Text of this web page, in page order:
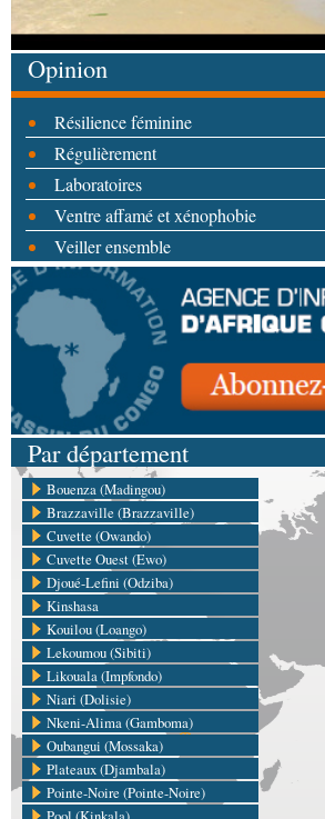
Opinion
Résilience féminine
Régulièrement
Laboratoires
Ventre affamé et xénophobie
Veiller ensemble
Par département
Bouenza (Madingou)
Brazzaville (Brazzaville)
Cuvette (Owando)
Cuvette Ouest (Ewo)
Djoué-Lefini (Odziba)
Kinshasa
Kouilou (Loango)
Lekoumou (Sibiti)
Likouala (Impfondo)
Niari (Dolisie)
Nkeni-Alima (Gamboma)
Oubangui (Mossaka)
Plateaux (Djambala)
Pointe-Noire (Pointe-Noire)